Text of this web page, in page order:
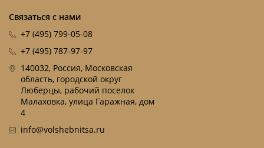
Связаться с нами
+7 (495) 799-05-08
+7 (495) 787-97-97
140032, Россия, Московская
область, городской округ
Люберцы, рабочий поселок
Малаховка, улица Гаражная, дом
4
info@volshebnitsa.ru